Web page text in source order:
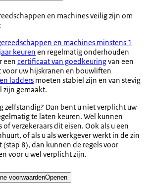
en machines veilig zijn om
en machines minstens 1
keuren en regelmatig onderhouden
een certificaat van goedkeuringvan een
voor uw hijskranen en bouwliften
ladders moeten stabiel zijn en van stevig
zijn gemaakt.
zelfstandig? Dan bent u niet verplicht uw
te laten keuren. Wel kunnen
verzekeraars dit eisen. Ook als u een
of als u als werkgever werkt in de zin
(stap 8), dan kunnen de regels voor
voor u wel verplicht zijn.
voorwaardenOpenen